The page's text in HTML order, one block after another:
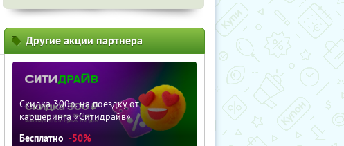
Другие акции партнера
Скидка 300р. на поездку от
каршеринга «Ситидрайв»
Бесплатно -50%